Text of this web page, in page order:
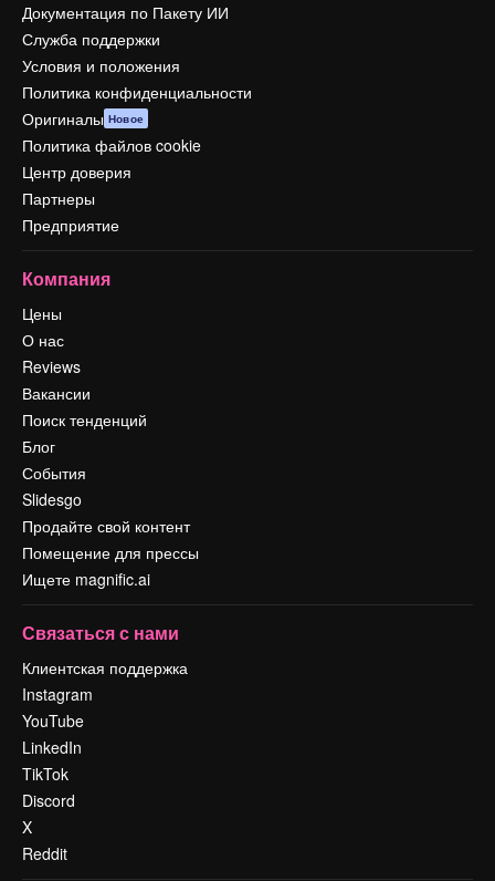
Документация по Пакету ИИ
Служба поддержки
Условия и положения
Политика конфиденциальности
Оригиналы Новое
Политика файлов cookie
Центр доверия
Партнеры
Предприятие
Компания
Цены
О нас
Reviews
Вакансии
Поиск тенденций
Блог
События
Slidesgo
Продайте свой контент
Помещение для прессы
Ищете magnific.ai
Связаться с нами
Клиентская поддержка
Instagram
YouTube
LinkedIn
TikTok
Discord
X
Reddit